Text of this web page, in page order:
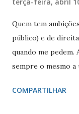
Quem tem
público) e de
quando me pedem.
sempre o mesmo a
de direita
COMPARTILHAR